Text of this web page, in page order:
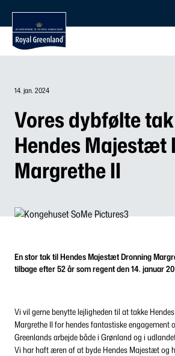
14. jan. 2024
Vores dybfølte
Hendes Majestæt
Margrethe II
En stor tak til Hendes Majestæt Dronning
tilbage efter 52 år som regent den 14. januar
Vi vil gerne benytte lejligheden til at takke
Margrethe II for hendes fantastiske engagement
Greenlands arbejde både i Grønland og i
Vi har haft æren af at byde Hendes Majestæt og